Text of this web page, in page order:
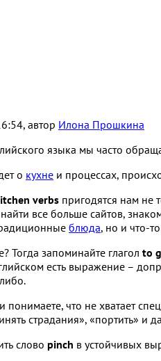
автор Илона Прошкина
языка мы часто
о кухне и процессах,
verbs пригодятся нам не
все больше сайтов,
блюда, но и что-
Тогда запоминайте глагол to
есть выражение –
понимаете, что не хватает
страдания», «портить» и
слово pinch в устойчивых